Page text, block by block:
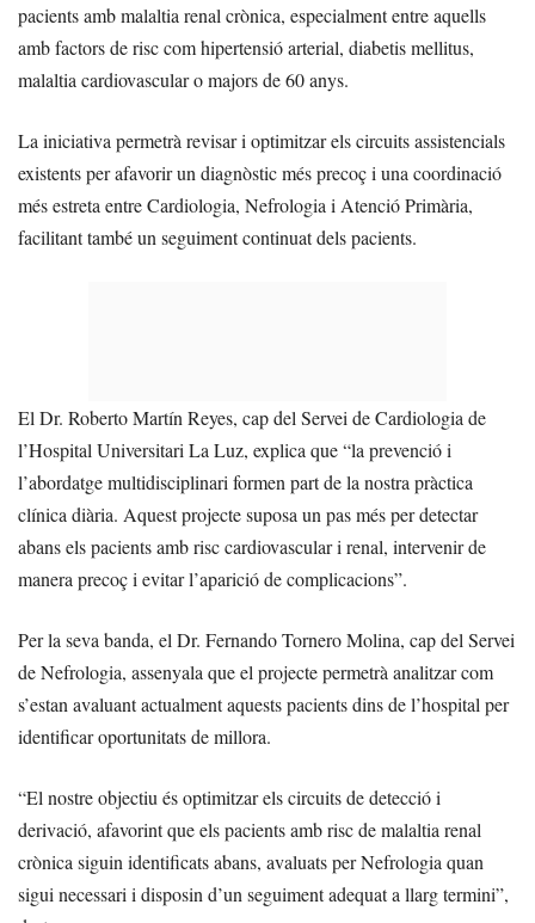
pacients amb malaltia renal crònica, especialment entre aquells
amb factors de risc com hipertensió arterial, diabetis mellitus,
malaltia cardiovascular o majors de 60 anys.
La iniciativa permetrà revisar i optimitzar els circuits assistencials
existents per afavorir un diagnòstic més precoç i una coordinació
més estreta entre Cardiologia, Nefrologia i Atenció Primària,
facilitant també un seguiment continuat dels pacients.
El Dr. Roberto Martín Reyes, cap del Servei de Cardiologia de
l’Hospital Universitari La Luz, explica que “la prevenció i
l’abordatge multidisciplinari formen part de la nostra pràctica
clínica diària. Aquest projecte suposa un pas més per detectar
abans els pacients amb risc cardiovascular i renal, intervenir de
manera precoç i evitar l’aparició de complicacions”.
Per la seva banda, el Dr. Fernando Tornero Molina, cap del Servei
de Nefrologia, assenyala que el projecte permetrà analitzar com
s’estan avaluant actualment aquests pacients dins de l’hospital per
identificar oportunitats de millora.
“El nostre objectiu és optimitzar els circuits de detecció i
derivació, afavorint que els pacients amb risc de malaltia renal
crònica siguin identificats abans, avaluats per Nefrologia quan
sigui necessari i disposin d’un seguiment adequat a llarg termini”,